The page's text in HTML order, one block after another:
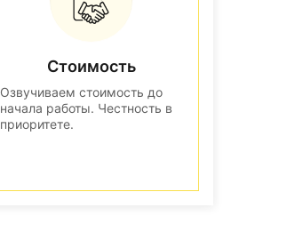
Стоимость
Озвучиваем стоимость до
начала работы. Честность в
приоритете.